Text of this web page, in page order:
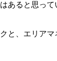
あると思って
と、エリアマ